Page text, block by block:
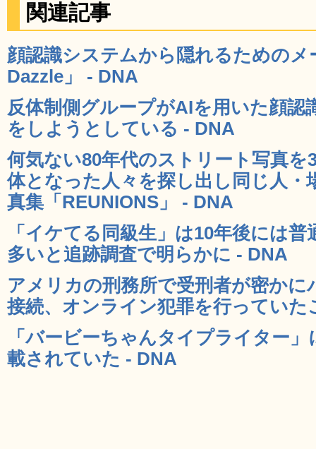
関連記事
顔認識システムから隠れるためのメ
Dazzle」 - DNA
反体制側グループがAIを用いた顔認
をしようとしている - DNA
何気ない80年代のストリート写真を
体となった人々を探し出し同じ人・
真集「REUNIONS」 - DNA
「イケてる同級生」は10年後には
多いと追跡調査で明らかに - DNA
アメリカの刑務所で受刑者が密か
接続、オンライン犯罪を行っていた
「バービーちゃんタイプライター
載されていた - DNA